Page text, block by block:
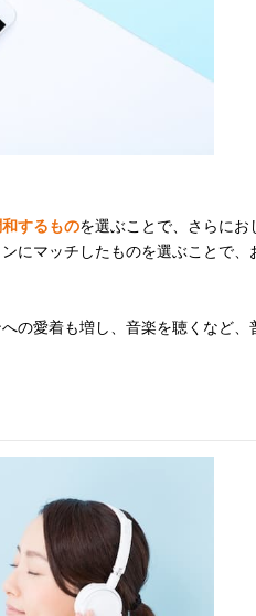
するものを選ぶことで、さらにお
にマッチしたものを選ぶことで、
の愛着も増し、音楽を聴くなど